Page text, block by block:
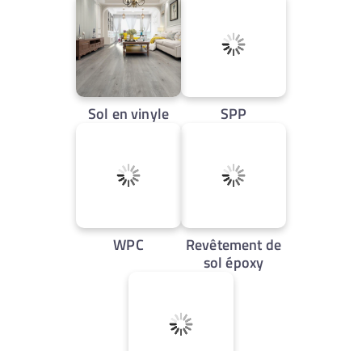
Sol en vinyle SPP
WPC
Revêtement de
sol époxy